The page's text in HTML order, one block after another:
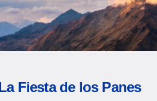
los verdaderos
busca personas que lo
Fiesta de los Panes